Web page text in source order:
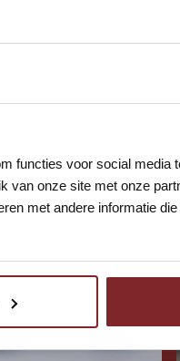
functies voor social media
van onze site met onze
met andere informatie
bij